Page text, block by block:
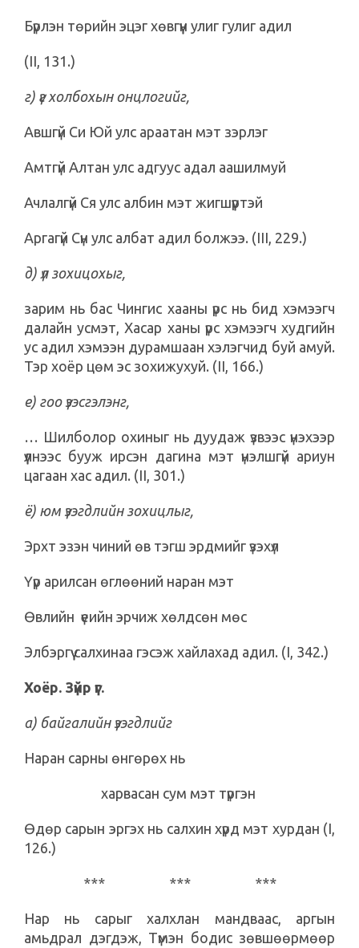
Бүрлэн төрийн эцэг хөвгүүн улиг гулиг адил
(II, 131.)
г) үг холбохын онцлогийг,
Авшгүй Си Юй улс араатан мэт зэрлэг
Амтгүй Алтан улс адгуус адал аашилмуй
Ачлалгүй Ся улс албин мэт жигшүүртэй
Аргагүй Сүн улс албат адил болжээ. (III, 229.)
д) үл зохицохыг,
зарим нь бас Чингис хааны үрс нь бид хэмээгч
далайн усмэт, Хасар ханы үрс хэмээгч худгийн
ус адил хэмээн дурамшаан хэлэгчид буй амуй.
Тэр хоёр цөм эс зохижухуй. (II, 166.)
е) гоо үзэсгэлэнг,
… Шилболор охиныг нь дуудаж үзвээс үнэхээр
үүлнээс бууж ирсэн дагина мэт үнэлшгүй ариун
цагаан хас адил. (II, 301.)
ё) юм үзэгдлийн зохицлыг,
Эрхт эзэн чиний өв тэгш эрдмийг үзэхүл
Үүр арилсан өглөөний наран мэт
Өвлийн үеийн эрчиж хөлдсөн мөс
Элбэргүү салхинаа гэсэж хайлахад адил. (I, 342.)
Хоёр. Зүйр үг.
а) байгалийн үзэгдлийг
Наран сарны өнгөрөх нь
харвасан сум мэт түргэн
Өдөр сарын эргэх нь салхин хүрд мэт хурдан (I,
126.)
*** *** ***
Нар нь сарыг халхлан мандваас, аргын
амьдрал дэгдэж, Түмэн бодис зөвшөөрмөөр